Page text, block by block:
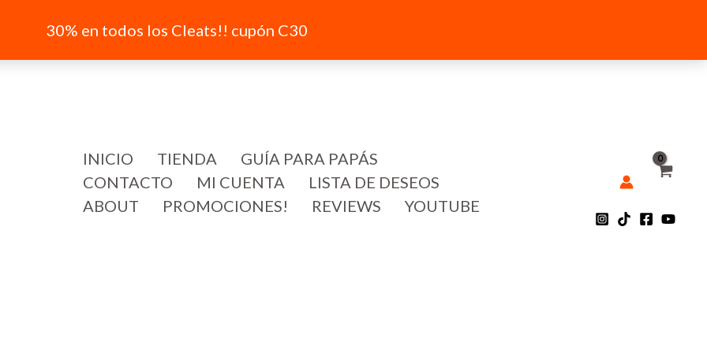
30% en todos los Cleats!! cupón C30
INICIO
TIENDA
GUÍA PARA PAPÁS
CONTACTO
MI CUENTA
LISTA DE DESEOS
ABOUT
PROMOCIONES! REVIEWS YOUTUBE